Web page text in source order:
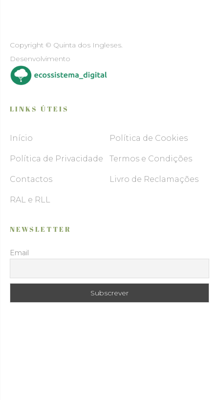
Copyright © Quinta dos Ingleses.
Desenvolvimento
LINKS ÚTEIS
Início Política de Cookies
Política de Privacidade Termos e Condições
Contactos Livro de Reclamações
RAL e RLL
NEWSLETTER
Email